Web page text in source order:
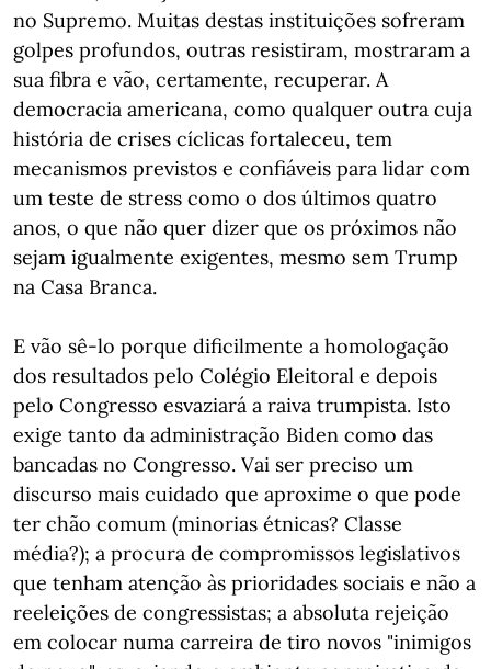
no Supremo. Muitas destas instituições sofreram
golpes profundos, outras resistiram, mostraram a
sua fibra e vão, certamente, recuperar. A
democracia americana, como qualquer outra cuja
história de crises cíclicas fortaleceu, tem
mecanismos previstos e confiáveis para lidar com
um teste de stress como o dos últimos quatro
anos, o que não quer dizer que os próximos não
sejam igualmente exigentes, mesmo sem Trump
na Casa Branca.
E vão sê-lo porque dificilmente a homologação
dos resultados pelo Colégio Eleitoral e depois
pelo Congresso esvaziará a raiva trumpista. Isto
exige tanto da administração Biden como das
bancadas no Congresso. Vai ser preciso um
discurso mais cuidado que aproxime o que pode
ter chão comum (minorias étnicas? Classe
média?); a procura de compromissos legislativos
que tenham atenção às prioridades sociais e não a
reeleições de congressistas; a absoluta rejeição
em colocar numa carreira de tiro novos "inimigos